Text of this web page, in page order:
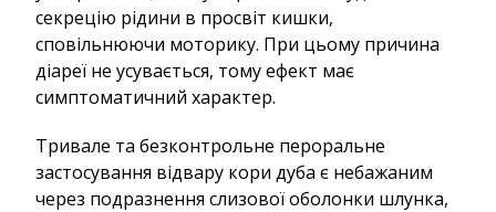
секрецію рідини в просвіт кишки,
сповільнюючи моторику. При цьому причина
діареї не усувається, тому ефект має
симптоматичний характер.
Тривале та безконтрольне пероральне
застосування відвару кори дуба є небажаним
через подразнення слизової оболонки шлунка,